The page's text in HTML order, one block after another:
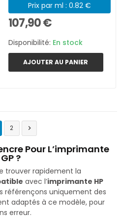
Prix par ml : 0.82 €
107,90 €
Disponibilité: En stock
AJOUTER AU PANIER
2 
Pour L’imprimante
?
trouver rapidement la
avec l’imprimante HP
référençons uniquement des
adaptés à ce modèle, pour
erreur.